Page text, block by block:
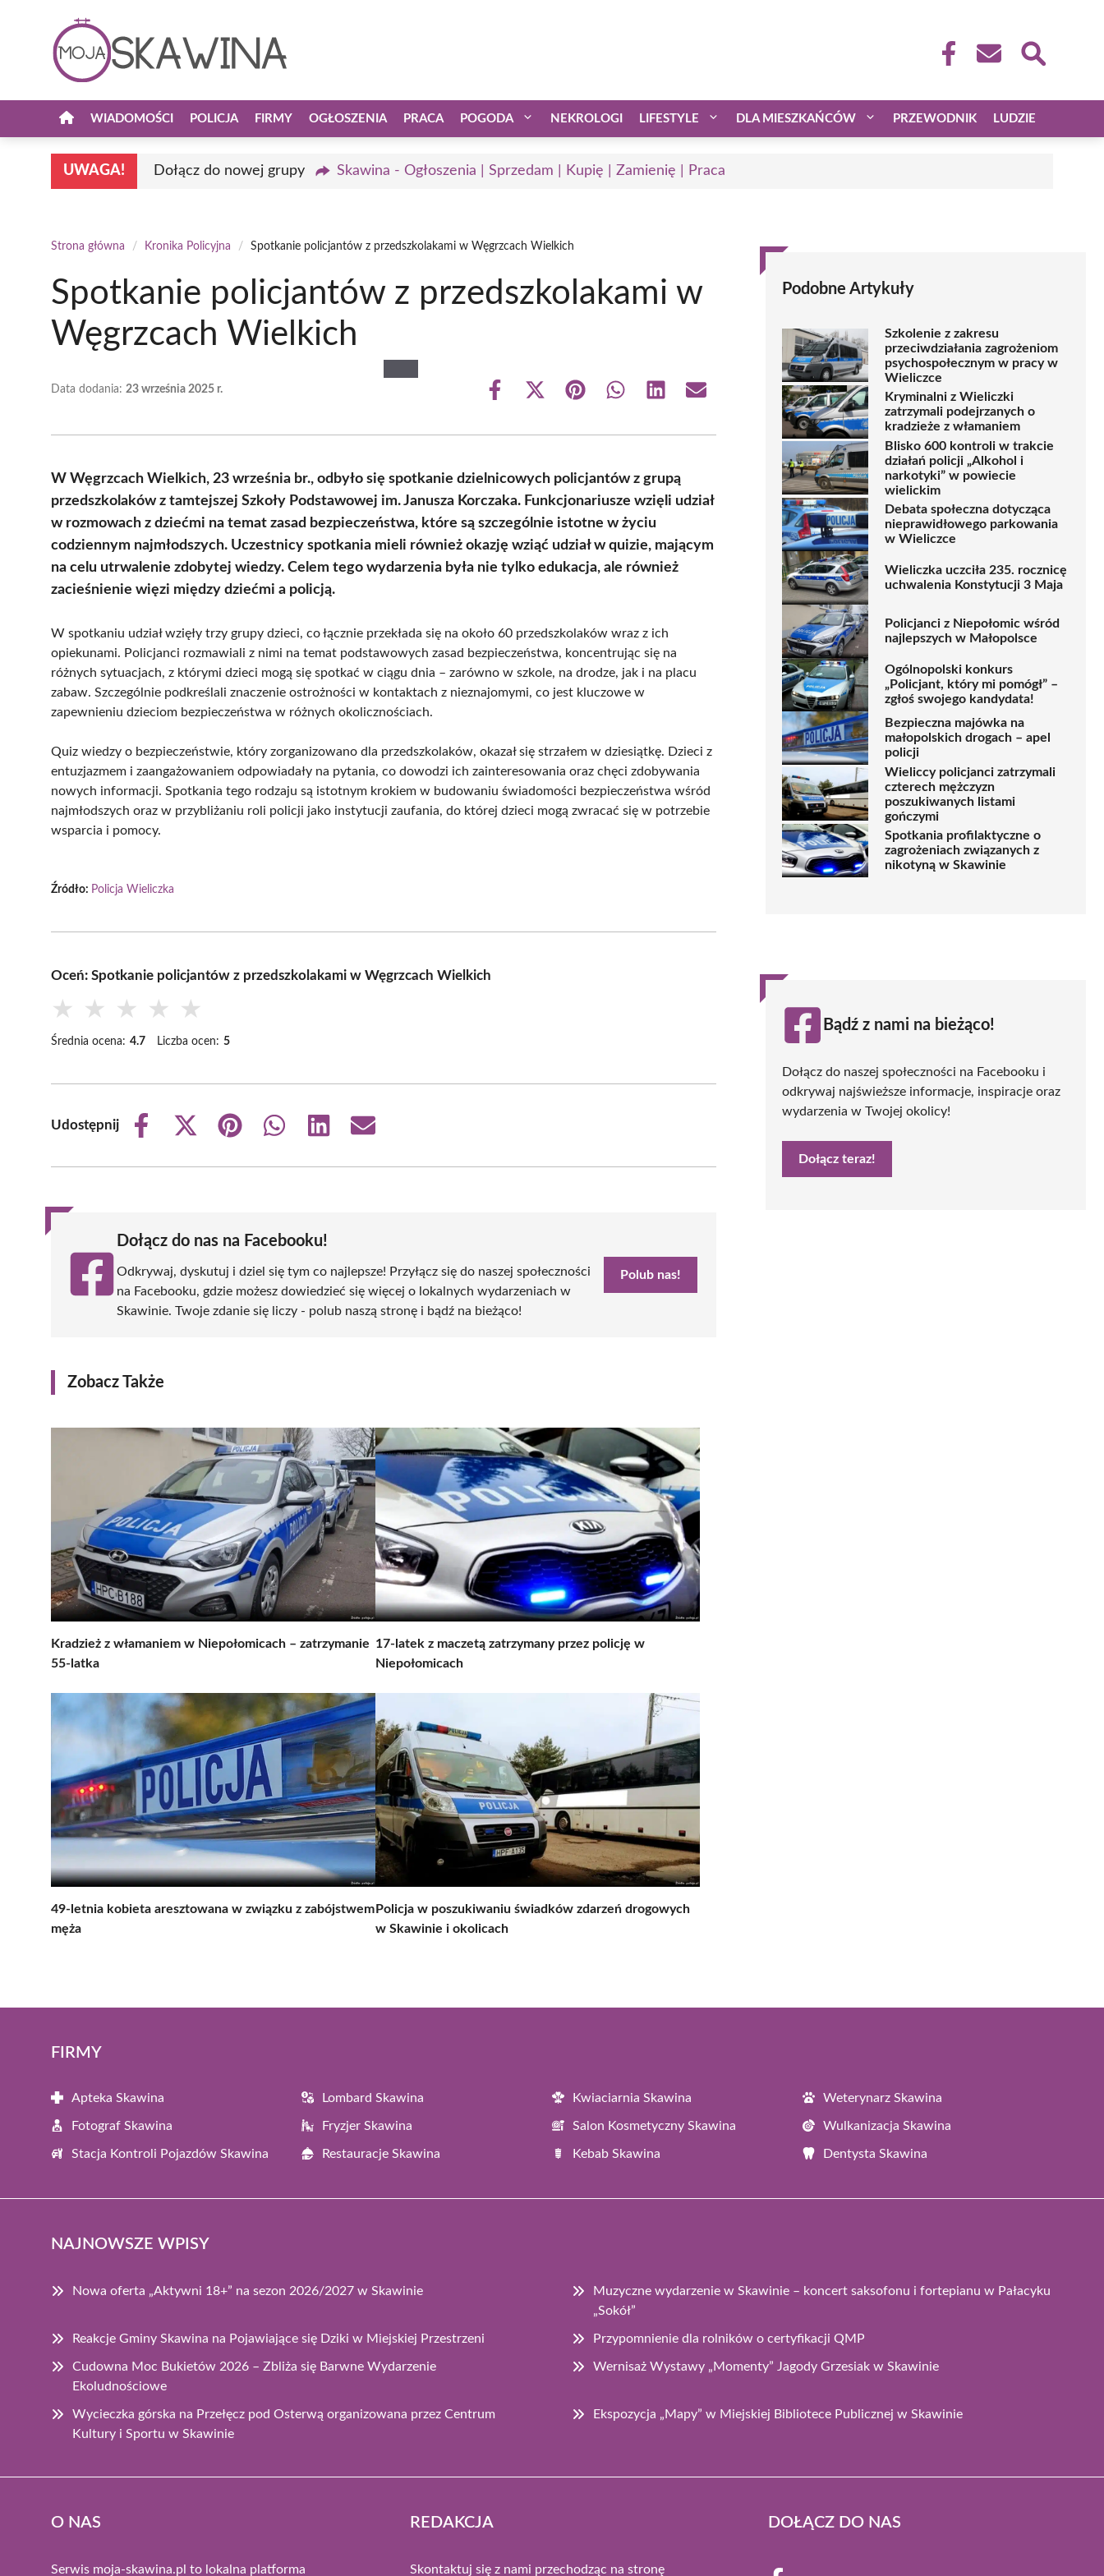
WIADOMOŚCI POLICJA FIRMY OGŁOSZENIA PRACA POGODA NEKROLOGI LIFESTYLE DLA MIESZKAŃCÓW PRZEWODNIK LUDZIE
UWAGA! Dołącz do nowej grupy Skawina - Ogłoszenia | Sprzedam | Kupię | Zamienię | Praca
Strona główna / Kronika Policyjna / Spotkanie policjantów z przedszkolakami w Węgrzcach Wielkich
Spotkanie policjantów z przedszkolakami w
Węgrzcach Wielkich
Data dodania: 23 września 2025 r.
Share
Share
(Twitter)
Share Share Share Share
W Węgrzcach Wielkich, 23 września br., odbyło się spotkanie dzielnicowych policjantów z grupą
przedszkolaków z tamtejszej Szkoły Podstawowej im. Janusza Korczaka. Funkcjonariusze wzięli udział
w rozmowach z dziećmi na temat zasad bezpieczeństwa, które są szczególnie istotne w życiu
codziennym najmłodszych. Uczestnicy spotkania mieli również okazję wziąć udział w quizie, mającym
na celu utrwalenie zdobytej wiedzy. Celem tego wydarzenia była nie tylko edukacja, ale również
zacieśnienie więzi między dziećmi a policją.
W spotkaniu udział wzięły trzy grupy dzieci, co łącznie przekłada się na około 60 przedszkolaków wraz z ich
opiekunami. Policjanci rozmawiali z nimi na temat podstawowych zasad bezpieczeństwa, koncentrując się na
różnych sytuacjach, z którymi dzieci mogą się spotkać w ciągu dnia – zarówno w szkole, na drodze, jak i na placu
zabaw. Szczególnie podkreślali znaczenie ostrożności w kontaktach z nieznajomymi, co jest kluczowe w
zapewnieniu dzieciom bezpieczeństwa w różnych okolicznościach.
Quiz wiedzy o bezpieczeństwie, który zorganizowano dla przedszkolaków, okazał się strzałem w dziesiątkę. Dzieci z
entuzjazmem i zaangażowaniem odpowiadały na pytania, co dowodzi ich zainteresowania oraz chęci zdobywania
nowych informacji. Spotkania tego rodzaju są istotnym krokiem w budowaniu świadomości bezpieczeństwa wśród
najmłodszych oraz w przybliżaniu roli policji jako instytucji zaufania, do której dzieci mogą zwracać się w potrzebie
wsparcia i pomocy.
Źródło: Policja Wieliczka
Oceń: Spotkanie policjantów z przedszkolakami w Węgrzcach Wielkich
★ ★ ★ ★ ★
Średnia ocena: 4.7 Liczba ocen: 5
Udostępnij
Share
Share
(Twitter)
Share
Share
Share
Share
Dołącz do nas na Facebooku!
Odkrywaj, dyskutuj i dziel się tym co najlepsze! Przyłącz się do naszej społeczności
na Facebooku, gdzie możesz dowiedzieć się więcej o lokalnych wydarzeniach w
Skawinie. Twoje zdanie się liczy - polub naszą stronę i bądź na bieżąco!
Polub nas!
Zobacz Także
Kradzież z włamaniem w Niepołomicach – zatrzymanie
55-latka
17-latek z maczetą zatrzymany przez policję w
Niepołomicach
49-letnia kobieta aresztowana w związku z zabójstwem
męża
Policja w poszukiwaniu świadków zdarzeń drogowych
w Skawinie i okolicach
Podobne Artykuły
Szkolenie z zakresu
przeciwdziałania zagrożeniom
psychospołecznym w pracy w
Wieliczce
Kryminalni z Wieliczki
zatrzymali podejrzanych o
kradzieże z włamaniem
Blisko 600 kontroli w trakcie
działań policji „Alkohol i
narkotyki” w powiecie
wielickim
Debata społeczna dotycząca
nieprawidłowego parkowania
w Wieliczce
Wieliczka uczciła 235. rocznicę
uchwalenia Konstytucji 3 Maja
Policjanci z Niepołomic wśród
najlepszych w Małopolsce
Ogólnopolski konkurs
„Policjant, który mi pomógł” –
zgłoś swojego kandydata!
Bezpieczna majówka na
małopolskich drogach – apel
policji
Wieliccy policjanci zatrzymali
czterech mężczyzn
poszukiwanych listami
gończymi
Spotkania profilaktyczne o
zagrożeniach związanych z
nikotyną w Skawinie
Bądź z nami na bieżąco!
Dołącz do naszej społeczności na Facebooku i
odkrywaj najświeższe informacje, inspiracje oraz
wydarzenia w Twojej okolicy!
Dołącz teraz!
FIRMY
Apteka Skawina Lombard Skawina Kwiaciarnia Skawina Weterynarz Skawina
Fotograf Skawina Fryzjer Skawina Salon Kosmetyczny Skawina Wulkanizacja Skawina
Stacja Kontroli Pojazdów Skawina Restauracje Skawina Kebab Skawina Dentysta Skawina
NAJNOWSZE WPISY
Nowa oferta „Aktywni 18+” na sezon 2026/2027 w Skawinie
Muzyczne wydarzenie w Skawinie – koncert saksofonu i fortepianu w Pałacyku
„Sokół”
Reakcje Gminy Skawina na Pojawiające się Dziki w Miejskiej Przestrzeni Przypomnienie dla rolników o certyfikacji QMP
Cudowna Moc Bukietów 2026 – Zbliża się Barwne Wydarzenie
Ekoludnościowe
Wernisaż Wystawy „Momenty” Jagody Grzesiak w Skawinie
Wycieczka górska na Przełęcz pod Osterwą organizowana przez Centrum
Kultury i Sportu w Skawinie
Ekspozycja „Mapy” w Miejskiej Bibliotece Publicznej w Skawinie
O NAS
Serwis moja-skawina.pl to lokalna platforma
REDAKCJA
Skontaktuj się z nami przechodząc na stronę
DOŁĄCZ DO NAS